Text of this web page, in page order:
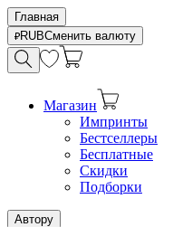
Главная
RUBСменить валюту
Магазин
Импринты
Бестселлеры
Бесплатные
Скидки
Подборки
Автору